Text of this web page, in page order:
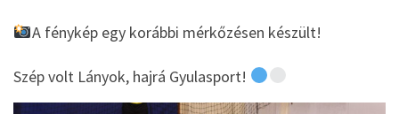
A fénykép egy korábbi mérkőzésen készült!
Szép volt Lányok, hajrá Gyulasport!